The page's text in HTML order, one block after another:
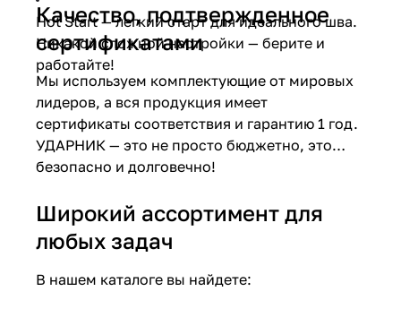
Hot Start — легкий старт для идеального шва.
Никакой сложной настройки — берите и
работайте!
Качество, подтвержденное
сертификатами
Мы используем комплектующие от мировых
лидеров, а вся продукция имеет
сертификаты соответствия и гарантию 1 год.
УДАРНИК — это не просто бюджетно, это
безопасно и долговечно!
Широкий ассортимент для
любых задач
В нашем каталоге вы найдете:
недели